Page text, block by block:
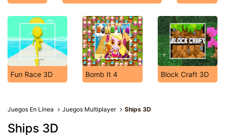
Fun Race 3D Bomb It 4 Block Craft 3D
Juegos En Línea Juegos Multiplayer Ships 3D
Ships 3D